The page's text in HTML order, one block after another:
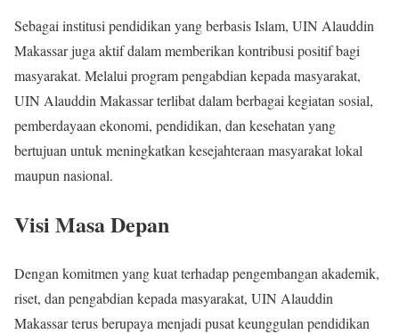
Sebagai institusi pendidikan yang berbasis Islam, UIN Alauddin
Makassar juga aktif dalam memberikan kontribusi positif bagi
masyarakat. Melalui program pengabdian kepada masyarakat,
UIN Alauddin Makassar terlibat dalam berbagai kegiatan sosial,
pemberdayaan ekonomi, pendidikan, dan kesehatan yang
bertujuan untuk meningkatkan kesejahteraan masyarakat lokal
maupun nasional.
Visi Masa Depan
Dengan komitmen yang kuat terhadap pengembangan akademik,
riset, dan pengabdian kepada masyarakat, UIN Alauddin
Makassar terus berupaya menjadi pusat keunggulan pendidikan